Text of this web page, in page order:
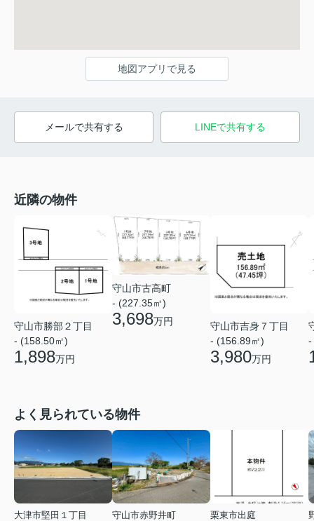
地図アプリで見る
メールで共有する LINEで共有する
近隣の物件
守山市勝部２丁目
- (158.50㎡)
1,898万円
守山市古高町
- (227.35㎡)
3,698万円
守山市吉身７丁目
- (156.89㎡)
3,980万円
-
よく見られている物件
大津市堅田１丁目
守山市赤野井町
栗東市出庭